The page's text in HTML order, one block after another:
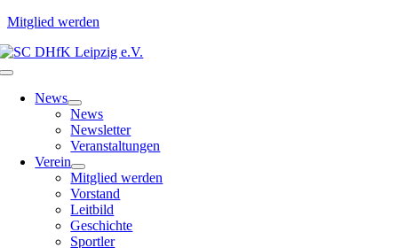
Mitglied werden
Zum
Inhalt
Toggle
NavigationNews
News
Newsletter
Veranstaltungen
Verein
Mitglied werden
Vorstand
Leitbild
Geschichte
Sportler